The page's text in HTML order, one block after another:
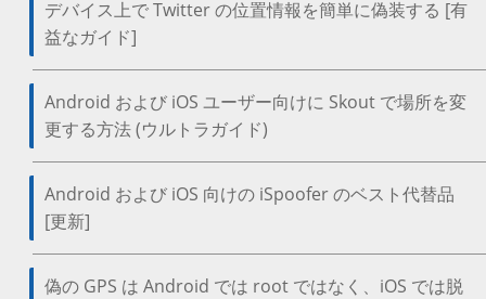
デバイス上で Twitter の位置情報を簡単に偽装する [有
益なガイド]
Android および iOS ユーザー向けに Skout で場所を変
更する方法 (ウルトラガイド)
Android および iOS 向けの iSpoofer のベスト代替品
[更新]
偽の GPS は Android では root ではなく、iOS では脱